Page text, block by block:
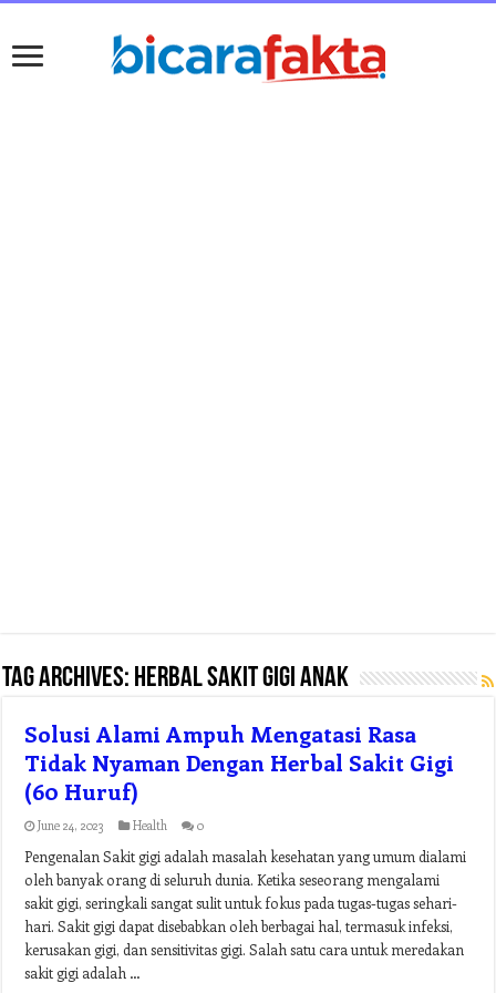
Tag Archives: herbal sakit gigi anak
Solusi Alami Ampuh Mengatasi Rasa
Tidak Nyaman Dengan Herbal Sakit Gigi
(60 Huruf)
June 24, 2023 Health 0
Pengenalan Sakit gigi adalah masalah kesehatan yang umum dialami
oleh banyak orang di seluruh dunia. Ketika seseorang mengalami
sakit gigi, seringkali sangat sulit untuk fokus pada tugas-tugas sehari-
hari. Sakit gigi dapat disebabkan oleh berbagai hal, termasuk infeksi,
kerusakan gigi, dan sensitivitas gigi. Salah satu cara untuk meredakan
sakit gigi adalah …